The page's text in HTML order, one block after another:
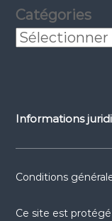
Catégories
Informations
Conditions
Ce site est